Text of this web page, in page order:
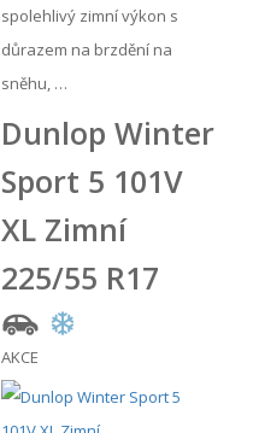
spolehlivý zimní výkon s
důrazem na brzdění na
sněhu, …
Dunlop Winter
Sport 5 101V
XL Zimní
225/55 R17
AKCE